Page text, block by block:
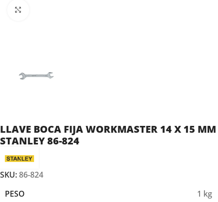
LLAVE BOCA FIJA WORKMASTER 14 X 15 MM
STANLEY 86-824
SKU:86-824
PESO
1 kg